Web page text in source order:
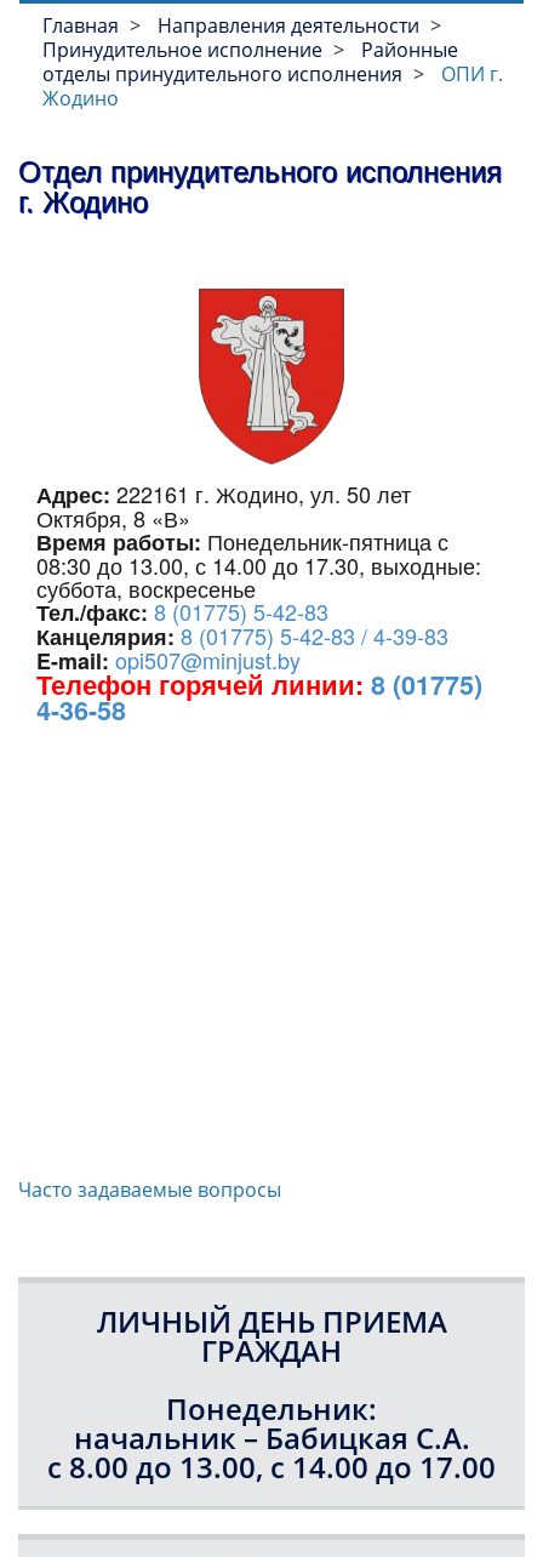
Главная
Направления деятельности
Принудительное исполнение
Районные
отделы принудительного исполнения
ОПИ г.
Жодино
Отдел принудительного исполнения
г. Жодино
Адрес: 222161 г. Жодино, ул. 50 лет
Октября, 8 «В»
Время работы: Понедельник-пятница с
08:30 до 13.00, с 14.00 до 17.30, выходные:
суббота, воскресенье
Тел./факс: 8 (01775) 5-42-83
Канцелярия: 8 (01775) 5-42-83 / 4-39-83
E-mail: opi507@minjust.by
Телефон горячей линии: 8 (01775)
4-36-58
Часто задаваемые вопросы
ЛИЧНЫЙ ДЕНЬ ПРИЕМА
ГРАЖДАН
Понедельник:
начальник – Бабицкая С.А.
с 8.00 до 13.00, с 14.00 до 17.00